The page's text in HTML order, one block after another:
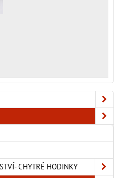
CHYTRÉ HODINKY